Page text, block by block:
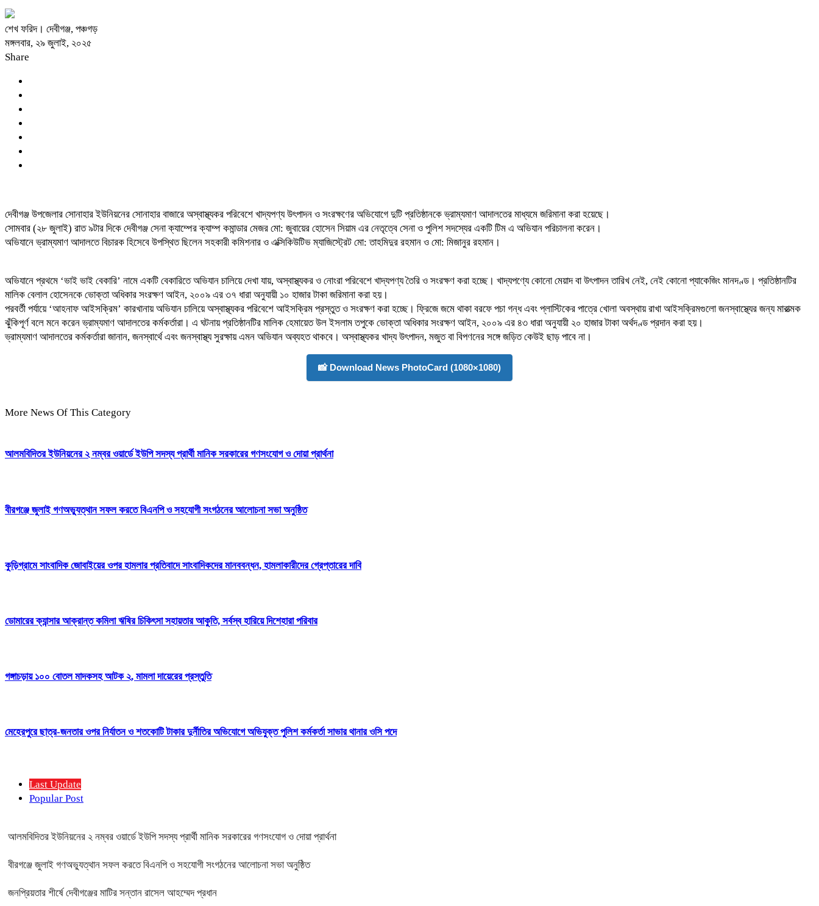
শেখ ফরিদ। দেবীগঞ্জ, পঞ্চগড়
মঙ্গলবার, ২৯ জুলাই, ২০২৫
Share
দেবীগঞ্জ উপজেলার সোনাহার ইউনিয়নের সোনাহার বাজারে অস্বাস্থ্যকর পরিবেশে খাদ্যপণ্য উৎপাদন ও সংরক্ষণের অভিযোগে দুটি প্রতিষ্ঠানকে ভ্রাম্যমাণ আদালতের মাধ্যমে জরিমানা করা হয়েছে।
সোমবার (২৮ জুলাই) রাত ৯টার দিকে দেবীগঞ্জ সেনা ক্যাম্পের ক্যাম্প কমান্ডার মেজর মো: জুবায়ের হোসেন সিয়াম এর নেতৃত্বে সেনা ও পুলিশ সদস্যের একটি টিম এ অভিযান পরিচালনা করেন।
অভিযানে ভ্রাম্যমাণ আদালতে বিচারক হিসেবে উপস্থিত ছিলেন সহকারী কমিশনার ও এক্সিকিউটিভ ম্যাজিস্ট্রেট মো: তাহমিদুর রহমান ও মো: মিজানুর রহমান।
অভিযানে প্রথমে ‘ভাই ভাই বেকারি’ নামে একটি বেকারিতে অভিযান চালিয়ে দেখা যায়, অস্বাস্থ্যকর ও নোংরা পরিবেশে খাদ্যপণ্য তৈরি ও সংরক্ষণ করা হচ্ছে। খাদ্যপণ্যে কোনো মেয়াদ বা উৎপাদন তারিখ নেই, নেই কোনো প্যাকেজিং মানদণ্ড। প্রতিষ্ঠানটির
মালিক বেলাল হোসেনকে ভোক্তা অধিকার সংরক্ষণ আইন, ২০০৯ এর ৩৭ ধারা অনুযায়ী ১০ হাজার টাকা জরিমানা করা হয়।
পরবর্তী পর্যায়ে ‘আহনাফ আইসক্রিম’ কারখানায় অভিযান চালিয়ে অস্বাস্থ্যকর পরিবেশে আইসক্রিম প্রস্তুত ও সংরক্ষণ করা হচ্ছে। ফ্রিজে জমে থাকা বরফে পচা গন্ধ এবং প্লাস্টিকের পাত্রে খোলা অবস্থায় রাখা আইসক্রিমগুলো জনস্বাস্থ্যের জন্য মারাত্মক
ঝুঁকিপূর্ণ বলে মনে করেন ভ্রাম্যমাণ আদালতের কর্মকর্তারা। এ ঘটনায় প্রতিষ্ঠানটির মালিক হেমায়েত উল ইসলাম তপুকে ভোক্তা অধিকার সংরক্ষণ আইন, ২০০৯ এর ৪৩ ধারা অনুযায়ী ২০ হাজার টাকা অর্থদণ্ড প্রদান করা হয়।
ভ্রাম্যমাণ আদালতের কর্মকর্তারা জানান, জনস্বার্থে এবং জনস্বাস্থ্য সুরক্ষায় এমন অভিযান অব্যহত থাকবে। অস্বাস্থ্যকর খাদ্য উৎপাদন, মজুত বা বিপণনের সঙ্গে জড়িত কেউই ছাড় পাবে না।
📸 Download News PhotoCard (1080×1080)
More News Of This Category
আলমবিদিতর ইউনিয়নের ২ নম্বর ওয়ার্ডে ইউপি সদস্য প্রার্থী মানিক সরকারের গণসংযোগ ও দোয়া প্রার্থনা
বীরগঞ্জে জুলাই গণঅভ্যুত্থান সফল করতে বিএনপি ও সহযোগী সংগঠনের আলোচনা সভা অনুষ্ঠিত
কুড়িগ্রামে সাংবাদিক জোবাইয়ের ওপর হামলার প্রতিবাদে সাংবাদিকদের মানববন্ধন, হামলাকারীদের গ্রেপ্তারের দাবি
ডোমারের ক্যান্সার আক্রান্ত কমিলা ঋষির চিকিৎসা সহায়তার আকুতি, সর্বস্ব হারিয়ে দিশেহারা পরিবার
গঙ্গাচড়ায় ১০০ বোতল মাদকসহ আটক ২, মামলা দায়েরের প্রস্তুতি
মেহেরপুরে ছাত্র-জনতার ওপর নির্যাতন ও শতকোটি টাকার দুর্নীতির অভিযোগে অভিযুক্ত পুলিশ কর্মকর্তা সাভার থানার ওসি পদে
Last Update
Popular Post
আলমবিদিতর ইউনিয়নের ২ নম্বর ওয়ার্ডে ইউপি সদস্য প্রার্থী মানিক সরকারের গণসংযোগ ও দোয়া প্রার্থনা
বীরগঞ্জে জুলাই গণঅভ্যুত্থান সফল করতে বিএনপি ও সহযোগী সংগঠনের আলোচনা সভা অনুষ্ঠিত
জনপ্রিয়তার শীর্ষে দেবীগঞ্জের মাটির সন্তান রাসেল আহম্মেদ প্রধান